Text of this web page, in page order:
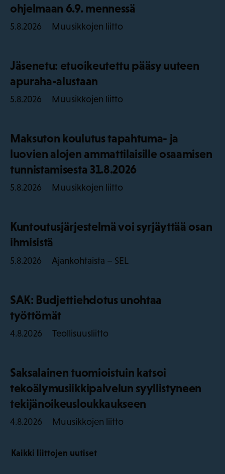
ohjelmaan 6.9. mennessä
5.8.2026 Muusikkojen liitto
Jäsenetu: etuoikeutettu pääsy uuteen
apuraha-alustaan
5.8.2026 Muusikkojen liitto
Maksuton koulutus tapahtuma- ja
luovien alojen ammattilaisille osaamisen
tunnistamisesta 31.8.2026
5.8.2026 Muusikkojen liitto
Kuntoutusjärjestelmä voi syrjäyttää osan
ihmisistä
5.8.2026 Ajankohtaista – SEL
SAK: Budjettiehdotus unohtaa
työttömät
4.8.2026 Teollisuusliitto
Saksalainen tuomioistuin katsoi
tekoälymusiikkipalvelun syyllistyneen
tekijänoikeusloukkaukseen
4.8.2026 Muusikkojen liitto
Kaikki liittojen uutiset